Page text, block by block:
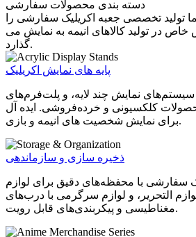
دسته بندی محصولات سفارشی
تولید تخصصی جعبه اکریلیک سفارشی را
در تولید کالاهای انیمه به نمایش می
گذارد.
پایه های نمایش اکریلیک
سیستم‌های نمایش چند لایه، و پلت‌فرم‌های
کلکسیونی و خرده‌فروشی. ایده آل
برای نمایش شخصیت های انیمه و بازی.
ذخیره سازی و سازماندهی
سفارشی با محفظه‌های دقیق برای لوازم
التحریر، و لوازم سرگرمی با درب‌های
مغناطیسی و پیکربندی‌های قابل رویت.